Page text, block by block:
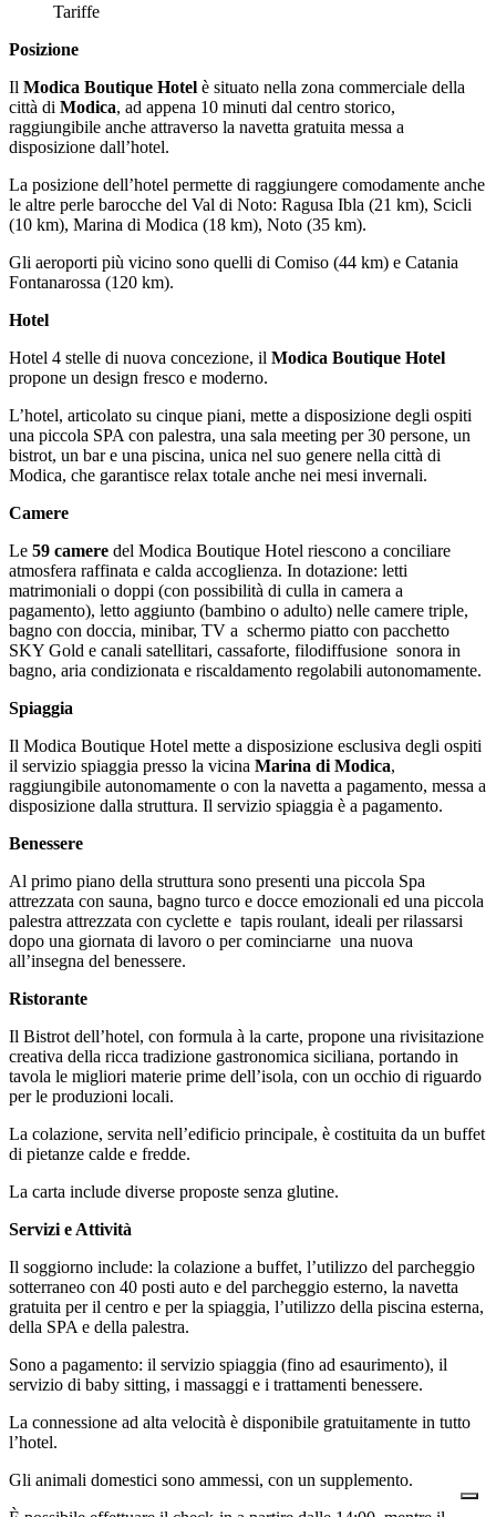
Tariffe
Posizione
Il Modica Boutique Hotel è situato nella zona commerciale della
città di Modica, ad appena 10 minuti dal centro storico,
raggiungibile anche attraverso la navetta gratuita messa a
disposizione dall’hotel.
La posizione dell’hotel permette di raggiungere comodamente anche
le altre perle barocche del Val di Noto: Ragusa Ibla (21 km), Scicli
(10 km), Marina di Modica (18 km), Noto (35 km).
Gli aeroporti più vicino sono quelli di Comiso (44 km) e Catania
Fontanarossa (120 km).
Hotel
Hotel 4 stelle di nuova concezione, il Modica Boutique Hotel
propone un design fresco e moderno.
L’hotel, articolato su cinque piani, mette a disposizione degli ospiti
una piccola SPA con palestra, una sala meeting per 30 persone, un
bistrot, un bar e una piscina, unica nel suo genere nella città di
Modica, che garantisce relax totale anche nei mesi invernali.
Camere
Le 59 camere del Modica Boutique Hotel riescono a conciliare
atmosfera raffinata e calda accoglienza. In dotazione: letti
matrimoniali o doppi (con possibilità di culla in camera a
pagamento), letto aggiunto (bambino o adulto) nelle camere triple,
bagno con doccia, minibar, TV a schermo piatto con pacchetto
SKY Gold e canali satellitari, cassaforte, filodiffusione sonora in
bagno, aria condizionata e riscaldamento regolabili autonomamente.
Spiaggia
Il Modica Boutique Hotel mette a disposizione esclusiva degli ospiti
il servizio spiaggia presso la vicina Marina di Modica,
raggiungibile autonomamente o con la navetta a pagamento, messa a
disposizione dalla struttura. Il servizio spiaggia è a pagamento.
Benessere
Al primo piano della struttura sono presenti una piccola Spa
attrezzata con sauna, bagno turco e docce emozionali ed una piccola
palestra attrezzata con cyclette e tapis roulant, ideali per rilassarsi
dopo una giornata di lavoro o per cominciarne una nuova
all’insegna del benessere.
Ristorante
Il Bistrot dell’hotel, con formula à la carte, propone una rivisitazione
creativa della ricca tradizione gastronomica siciliana, portando in
tavola le migliori materie prime dell’isola, con un occhio di riguardo
per le produzioni locali.
La colazione, servita nell’edificio principale, è costituita da un buffet
di pietanze calde e fredde.
La carta include diverse proposte senza glutine.
Servizi e Attività
Il soggiorno include: la colazione a buffet, l’utilizzo del parcheggio
sotterraneo con 40 posti auto e del parcheggio esterno, la navetta
gratuita per il centro e per la spiaggia, l’utilizzo della piscina esterna,
della SPA e della palestra.
Sono a pagamento: il servizio spiaggia (fino ad esaurimento), il
servizio di baby sitting, i massaggi e i trattamenti benessere.
La connessione ad alta velocità è disponibile gratuitamente in tutto
l’hotel.
Gli animali domestici sono ammessi, con un supplemento.